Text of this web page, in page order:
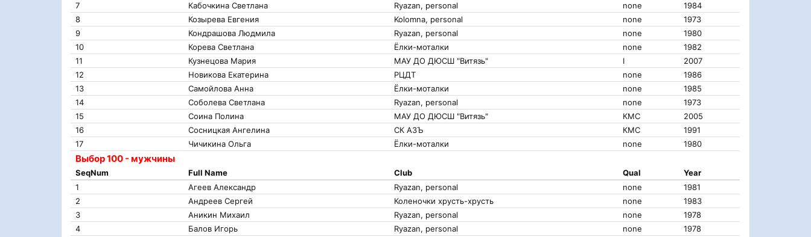
7
Кабочкина Светлана Ryazan, personal none
1984
8
Козырева Евгения Kolomna, personal none
1973
9
Кондрашова Людмила Ryazan, personal none
1980
10
Корева Светлана Ёлки-моталки none
1982
11
Кузнецова Мария МАУ ДО ДЮСШ "Витязь" I
2007
12
Новикова Екатерина РЦДТ none
1986
13
Самойлова Анна Ёлки-моталки none
1985
14
Соболева Светлана Ryazan, personal none
1973
15
Соина Полина МАУ ДО ДЮСШ "Витязь" КМС
2005
16
Сосницкая Ангелина СК АЗЪ КМС
1991
17
Чичикина Ольга Ёлки-моталки none 1980
Выбор 100 - мужчины
SeqNum Full Name Club Qual
Year
1
Агеев Александр Ryazan, personal none
1981
2
Андреев Сергей Коленочки хрусть-хрусть none
1983
3
Аникин Михаил Ryazan, personal none
1978
4
Балов Игорь Ryazan, personal none
1978